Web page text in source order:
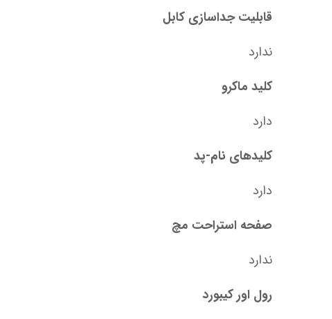
قابلیت جداسازی کابل
ندارد
کلید ماکرو
دارد
کلیدهای نام-پد
دارد
صفحه استراحت مچ
ندارد
رول اور کیبورد